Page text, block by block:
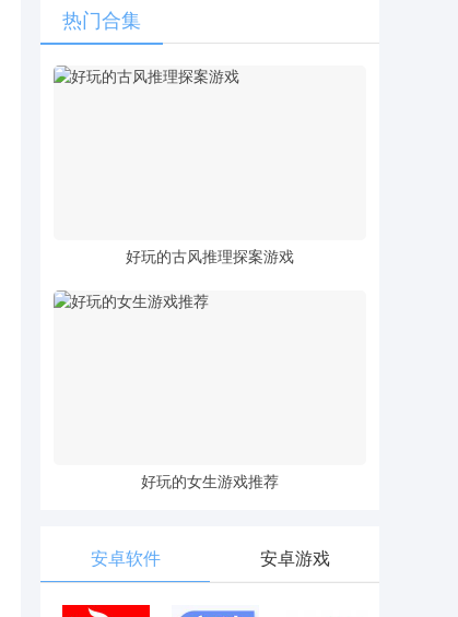
热门合集
好玩的古风推理探案游戏
好玩的女生游戏推荐
安卓软件 安卓游戏